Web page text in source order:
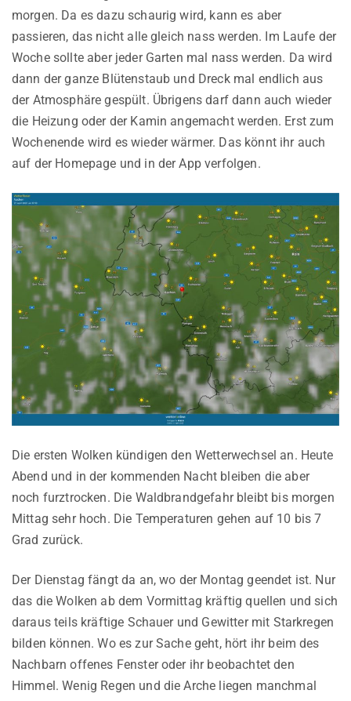
morgen. Da es dazu schaurig wird, kann es aber
passieren, das nicht alle gleich nass werden. Im Laufe der
Woche sollte aber jeder Garten mal nass werden. Da wird
dann der ganze Blütenstaub und Dreck mal endlich aus
der Atmosphäre gespült. Übrigens darf dann auch wieder
die Heizung oder der Kamin angemacht werden. Erst zum
Wochenende wird es wieder wärmer. Das könnt ihr auch
auf der Homepage und in der App verfolgen.
Die ersten Wolken kündigen den Wetterwechsel an. Heute
Abend und in der kommenden Nacht bleiben die aber
noch furztrocken. Die Waldbrandgefahr bleibt bis morgen
Mittag sehr hoch. Die Temperaturen gehen auf 10 bis 7
Grad zurück.
Der Dienstag fängt da an, wo der Montag geendet ist. Nur
das die Wolken ab dem Vormittag kräftig quellen und sich
daraus teils kräftige Schauer und Gewitter mit Starkregen
bilden können. Wo es zur Sache geht, hört ihr beim des
Nachbarn offenes Fenster oder ihr beobachtet den
Himmel. Wenig Regen und die Arche liegen manchmal